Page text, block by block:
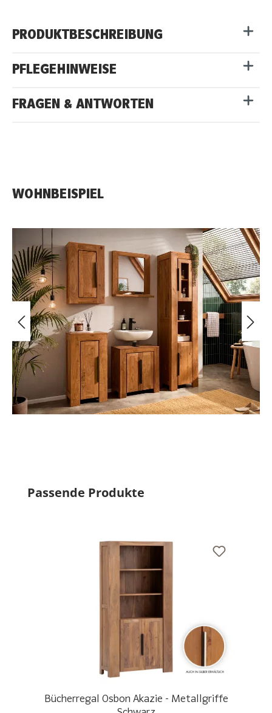
PRODUKTBESCHREIBUNG
PFLEGEHINWEISE
FRAGEN & ANTWORTEN
WOHNBEISPIEL
Produktgalerie überspringen
Passende Produkte
Bücherregal Osbon Akazie - Metallgriffe